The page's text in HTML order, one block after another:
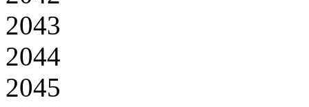
2043
2044
2045